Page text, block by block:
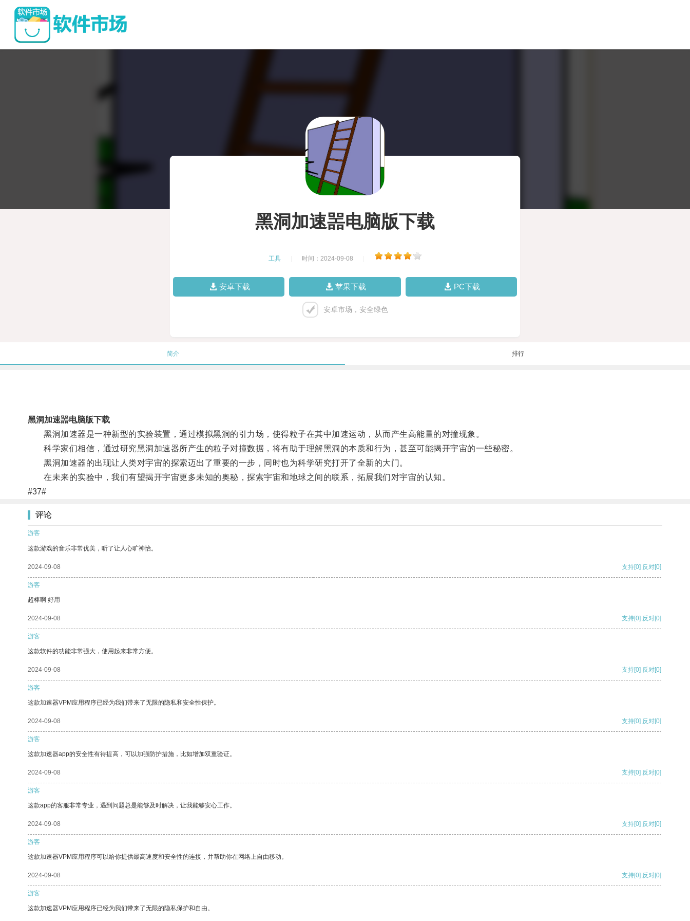
黑洞加速噐电脑版下载
工具 时间：2024-09-08
安卓下载 苹果下载 PC下载
安卓市场，安全绿色
简介 排行
黑洞加速噐电脑版下载
黑洞加速器是一种新型的实验装置，通过模拟黑洞的引力场，使得粒子在其中加速运动，从而产生高能量的对撞现象。
科学家们相信，通过研究黑洞加速器所产生的粒子对撞数据，将有助于理解黑洞的本质和行为，甚至可能揭开宇宙的一些秘密。
黑洞加速器的出现让人类对宇宙的探索迈出了重要的一步，同时也为科学研究打开了全新的大门。
在未来的实验中，我们有望揭开宇宙更多未知的奥秘，探索宇宙和地球之间的联系，拓展我们对宇宙的认知。
#37#
评论
游客
这款游戏的音乐非常优美，听了让人心旷神怡。
2024-09-08 支持[0] 反对[0]
游客
超棒啊 好用
2024-09-08 支持[0] 反对[0]
游客
这款软件的功能非常强大，使用起来非常方便。
2024-09-08 支持[0] 反对[0]
游客
这款加速器VPM应用程序已经为我们带来了无限的隐私和安全性保护。
2024-09-08 支持[0] 反对[0]
游客
这款加速器app的安全性有待提高，可以加强防护措施，比如增加双重验证。
2024-09-08 支持[0] 反对[0]
游客
这款app的客服非常专业，遇到问题总是能够及时解决，让我能够安心工作。
2024-09-08 支持[0] 反对[0]
游客
这款加速器VPM应用程序可以给你提供最高速度和安全性的连接，并帮助你在网络上自由移动。
2024-09-08 支持[0] 反对[0]
游客
这款加速器VPM应用程序已经为我们带来了无限的隐私保护和自由。